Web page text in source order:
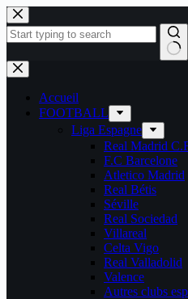
Passer
au
contenu
Aucun
résultat
Accueil
FOOTBALL
Liga Espagne
Real Madrid
F.C Barcelone
Atletico Madrid
Real Bétis
Séville
Real Sociedad
Villareal
Celta Vigo
Real Valladolid
Valence
Autres clubs